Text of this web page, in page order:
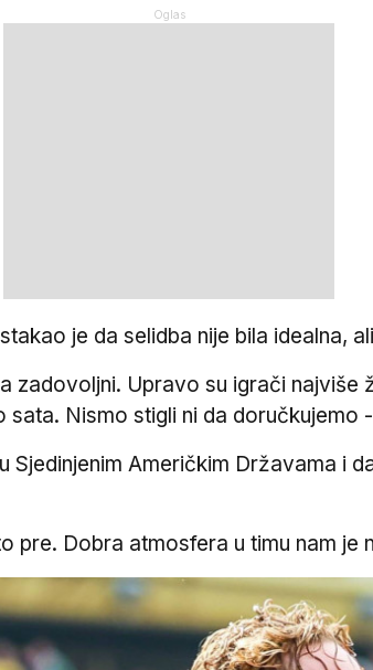
je da selidba nije bila idealna,
zadovoljni. Upravo su igrači najviše
Nismo stigli ni da doručkujemo
Američkim Državama i
pre. Dobra atmosfera u timu nam je